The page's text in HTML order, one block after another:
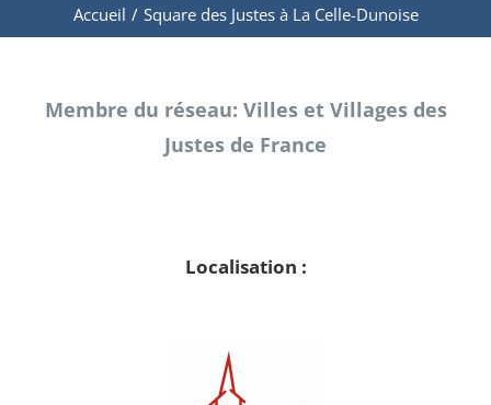
Accueil / Square des Justes à La Celle-Dunoise
Membre du réseau: Villes et Villages des
Justes de France
Localisation :